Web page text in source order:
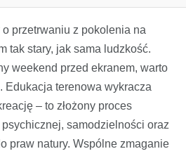
przetrwaniu z pokolenia na
tak stary, jak sama ludzkość.
weekend przed ekranem, warto
Edukacja terenowa wykracza
– to złożony proces
samodzielności oraz
praw natury. Wspólne zmaganie